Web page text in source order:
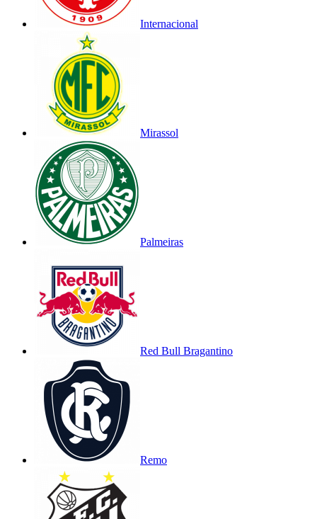
Internacional
Mirassol
Palmeiras
Red Bull Bragantino
Remo